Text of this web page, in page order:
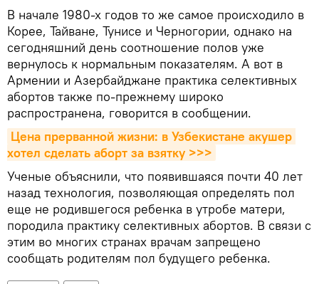
В начале 1980-х годов то же самое происходило в
Корее, Тайване, Тунисе и Черногории, однако на
сегодняшний день соотношение полов уже
вернулось к нормальным показателям. А вот в
Армении и Азербайджане практика селективных
абортов также по-прежнему широко
распространена, говорится в сообщении.
Цена прерванной жизни: в Узбекистане акушер
хотел сделать аборт за взятку >>>
Ученые объяснили, что появившаяся почти 40 лет
назад технология, позволяющая определять пол
еще не родившегося ребенка в утробе матери,
породила практику селективных абортов. В связи с
этим во многих странах врачам запрещено
сообщать родителям пол будущего ребенка.